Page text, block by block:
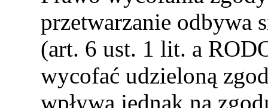
przetwarzanie odbywa
(art. 6 ust. 1 lit. a
wycofać udzieloną
wpływa jednak na